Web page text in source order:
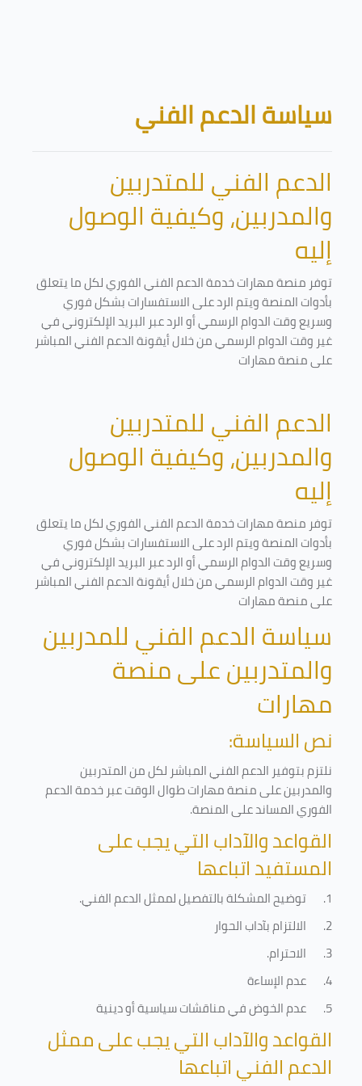
الكتل
سياسة الدعم الفني
الدعم الفني للمتدربين
والمدربين، وكيفية الوصول
إليه
توفر منصة مهارات خدمة الدعم الفني الفوري لكل ما يتعلق
بأدوات المنصة ويتم الرد على الاستفسارات بشكل فوري
وسريع وقت الدوام الرسمي أو الرد عبر البريد الإلكتروني في
غير وقت الدوام الرسمي من خلال أيقونة الدعم الفني المباشر
على منصة مهارات
الدعم الفني للمتدربين
والمدربين، وكيفية الوصول
إليه
توفر منصة مهارات خدمة الدعم الفني الفوري لكل ما يتعلق
بأدوات المنصة ويتم الرد على الاستفسارات بشكل فوري
وسريع وقت الدوام الرسمي أو الرد عبر البريد الإلكتروني في
غير وقت الدوام الرسمي من خلال أيقونة الدعم الفني المباشر
على منصة مهارات
سياسة الدعم الفني للمدربين
والمتدربين على منصة
مهارات
نص السياسة:
نلتزم بتوفير الدعم الفني المباشر لكل من المتدربين
والمدربين على منصة مهارات طوال الوقت عبر خدمة الدعم
الفوري المساند على المنصة.
القواعد والآداب التي يجب على
المستفيد اتباعها
1. توضيح المشكلة بالتفصيل لممثل الدعم الفني.
2.
الالتزام بآداب الحوار
3.
الاحترام.
4.
عدم الإساءة
5.
عدم الخوض في مناقشات سياسية أو دينية
القواعد والآداب التي يجب على ممثل
الدعم الفني اتباعها